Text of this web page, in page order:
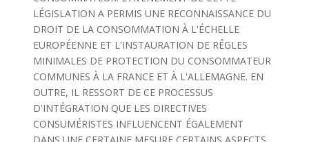
LÉGISLATION A PERMIS UNE RECONNAISSANCE DU
DROIT DE LA CONSOMMATION À L'ÉCHELLE
EUROPÉENNE ET L'INSTAURATION DE RÊGLES
MINIMALES DE PROTECTION DU CONSOMMATEUR
COMMUNES À LA FRANCE ET À L'ALLEMAGNE. EN
OUTRE, IL RESSORT DE CE PROCESSUS
D'INTÉGRATION QUE LES DIRECTIVES
CONSUMÉRISTES INFLUENCENT ÉGALEMENT